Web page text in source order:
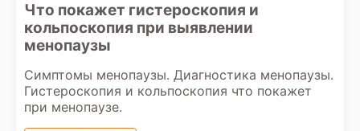
Что покажет гистероскопия и
кольпоскопия при выявлении
менопаузы
Симптомы менопаузы. Диагностика менопаузы.
Гистероскопия и кольпоскопия что покажет
при менопаузе.